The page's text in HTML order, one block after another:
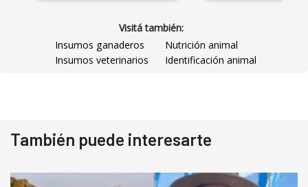
Visitá también:
Insumos ganaderos
Nutrición animal
Insumos veterinarios
Identificación animal
También puede interesarte